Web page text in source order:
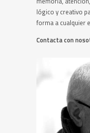
lógico y creativo
forma a cualquier
Contacta con